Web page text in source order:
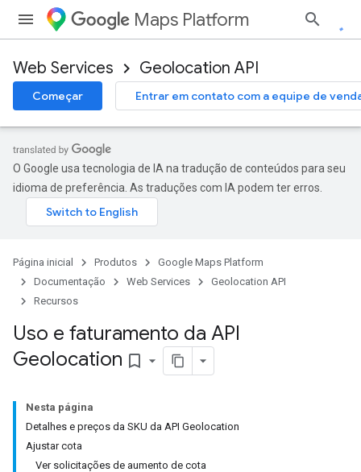
Maps Platform
Web Services Geolocation API
Começar Entrar em contato com a equipe de
O Google usa tecnologia de IA na tradução de conteúdos para seu
idioma de preferência. As traduções com IA podem ter erros.
Página inicial Produtos
Google Maps Platform
Documentação
Web Services
Geolocation API
Recursos
Uso e faturamento da API
Geolocation bookmark_border
Nesta página
Detalhes e preços da SKU da API Geolocation
Ajustar cota
Ver solicitações de aumento de cota